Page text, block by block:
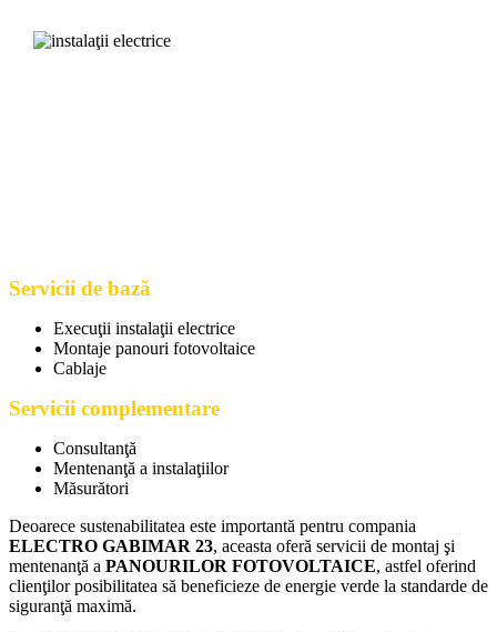
Servicii de bază
Execuţii instalaţii electrice
Montaje panouri fotovoltaice
Cablaje
Servicii complementare
Consultanţă
Mentenanţă a instalaţiilor
Măsurători
Deoarece sustenabilitatea este importantă pentru compania
ELECTRO GABIMAR 23, aceasta oferă servicii de montaj şi
mentenanţă a PANOURILOR FOTOVOLTAICE, astfel oferind
clienţilor posibilitatea să beneficieze de energie verde la standarde de
siguranţă maximă.